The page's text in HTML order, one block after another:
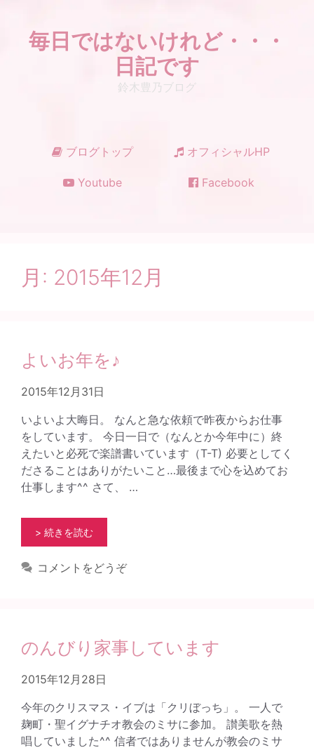
毎日ではないけれど・・・
日記です
鈴木豊乃ブログ
ブログトップ オフィシャルHP
Youtube Facebook
月: 2015年12月
よいお年を♪
2015年12月31日
いよいよ大晦日。 なんと急な依頼で昨夜からお仕事
をしています。 今日一日で（なんとか今年中に）終
えたいと必死で楽譜書いています（T-T) 必要としてく
ださることはありがたいこと…最後まで心を込めてお
仕事します^^ さて、 …
> 続きを読む
コメントをどうぞ
のんびり家事しています
2015年12月28日
今年のクリスマス・イブは「クリぼっち」。 一人で
麹町・聖イグナチオ教会のミサに参加。 讃美歌を熱
唱していました^^ 信者ではありませんが教会のミサ